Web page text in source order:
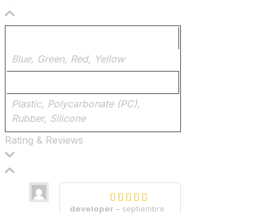
Blue, Green, Red, Yellow
Plastic, Polycarbonate (PC),
Rubber, Silicone
Rating & Reviews
developer– septiembre